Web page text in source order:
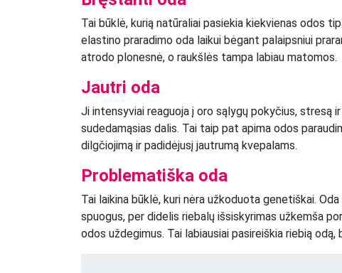
Tai būklė, kurią natūraliai pasiekia kiekvienas odos
elastino praradimo oda laikui bėgant palaipsniui
atrodo plonesnė, o raukšlės tampa labiau matomos.
Jautri oda
Ji intensyviai reaguoja į oro sąlygų pokyčius, stresą
sudedamąsias dalis. Tai taip pat apima odos
dilgčiojimą ir padidėjusį jautrumą kvepalams.
Problematiška oda
Tai laikina būklė, kuri nėra užkoduota genetiškai. Oda
spuogus, per didelis riebalų išsiskyrimas užkemša
odos uždegimus. Tai labiausiai pasireiškia riebią